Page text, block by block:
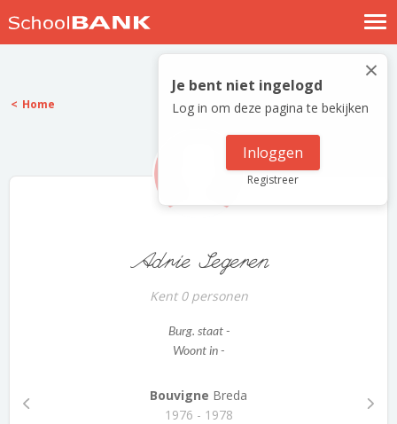
Nostalgische verhalen
Log in
Meld je gratis aan
×
Je bent niet ingelogd
Log in om deze pagina te bekijken
Inloggen
Registreer
Home
Adrie Segeren
Kent 0 personen
Burg. staat -
Woont in -
Bouvigne Breda
1976 - 1978